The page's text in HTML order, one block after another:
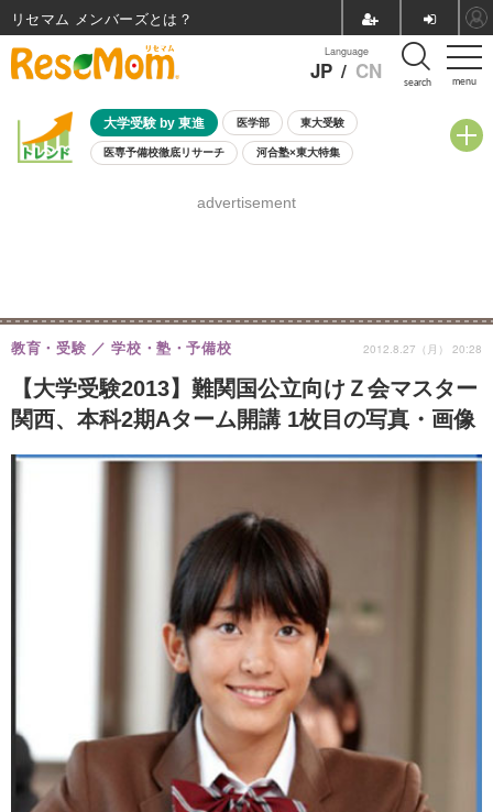
menu
Language
JP / CN search
大学受験 by 東進 医学部 東大受験
医専予備校徹底リサーチ 河合塾×東大特集
8月開催学校説明会・相談会
advertisement
【大学受験2013】難関国公立向けＺ会マスター
関西、本科2期Aターム開講 1枚目の写真・画像
教育・受験 学校・塾・予備校 2012.8.27（月） 20:28
リセマム メンバーズ